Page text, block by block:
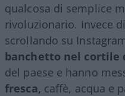
qualcosa di semplice
rivoluzionario. Invece
scrollando su
banchetto nel cortile
del paese e hanno
fresca, caffè, acqua e